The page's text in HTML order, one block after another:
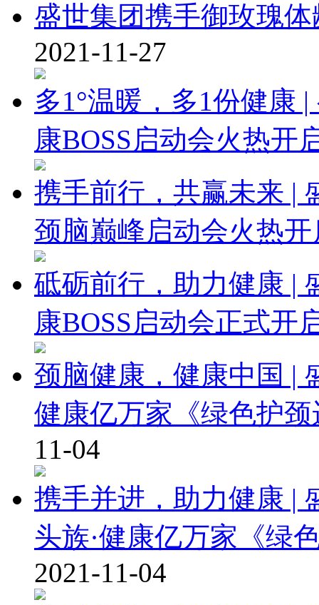
盛世集团携手御玫瑰
2021-11-27
多1°温暖，多1份健康
康BOSS启动会火热开
携手前行，共赢未来 |
颈脑巅峰启动会火热开
砥砺前行，助力健康 |
康BOSS启动会正式开
颈脑健康，健康中国 |
健康亿万家《绿色护
11-04
携手并进，助力健康 |
头族·健康亿万家《绿
2021-11-04